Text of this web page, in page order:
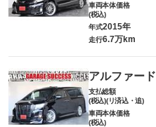
車両本体価格
(税込)
年式2015年
走行6.7万km
アルファード
支払総額
(税込)(リ済込・追)
車両本体価格
(税込)